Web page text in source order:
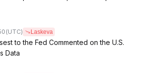
(UTC) Laskeva
to the Fed Commented on the U.S.
Data